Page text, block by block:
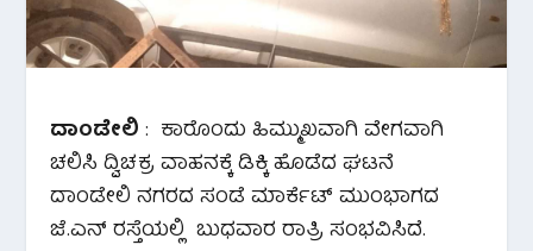
ದಾಂಡೇಲಿ : ಕಾರೊಂದು ಹಿಮ್ಮುಖವಾಗಿ ವೇಗವಾಗಿ
ಚಲಿಸಿ ದ್ವಿಚಕ್ರ ವಾಹನಕ್ಕೆ ಡಿಕ್ಕಿ ಹೊಡೆದ ಘಟನೆ
ದಾಂಡೇಲಿ ನಗರದ ಸಂಡೆ ಮಾರ್ಕೆಟ್ ಮುಂಭಾಗದ
ಜೆ.ಎನ್ ರಸ್ತೆಯಲ್ಲಿ ಬುಧವಾರ ರಾತ್ರಿ ಸಂಭವಿಸಿದೆ.